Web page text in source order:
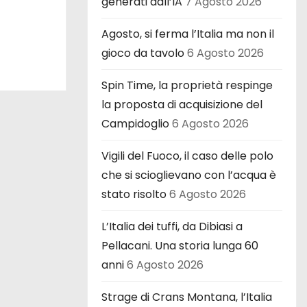
Agosto, si ferma l’Italia ma non il
gioco da tavolo6 Agosto 2026
Spin Time, la proprietà respinge
la proposta di acquisizione del
Campidoglio6 Agosto 2026
Vigili del Fuoco, il caso delle polo
che si scioglievano con l’acqua è
stato risolto6 Agosto 2026
L’Italia dei tuffi, da Dibiasi a
Pellacani. Una storia lunga 60
anni6 Agosto 2026
Strage di Crans Montana, l’Italia